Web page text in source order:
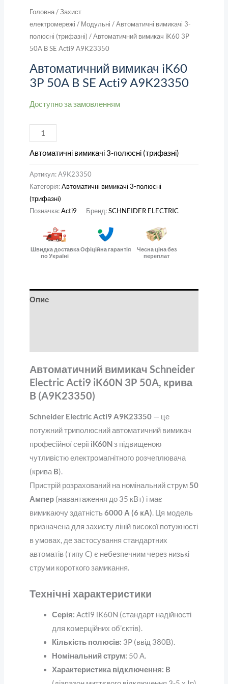
Головна/Захист
електромережі / Модульні /Автоматичні вимикачі 3-
полюсні (трифазні) / Автоматичний вимикач iK60 3P
50A B SE Acti9 A9K23350
Автоматичний вимикач iK60
3P 50A B SE Acti9 A9K23350
Доступно за замовленням
Автоматичні вимикачі 3-полюсні (трифазні)
Артикул:A9K23350
Категорія:Автоматичні вимикачі 3-полюсні
(трифазні)
Позначка:Acti9 Бренд:SCHNEIDER ELECTRIC
Швидка доставка
по Україні
Офіційна гарантія
Чесна ціна без
переплат
Опис
Автоматичний вимикач Schneider
Electric Acti9 iK60N 3P 50A, крива
B (A9K23350)
Schneider Electric Acti9 A9K23350— це
потужний триполюсний автоматичний вимикач
професійної серії iK60N з підвищеною
чутливістю електромагнітного розчеплювача
(крива B).
Пристрій розрахований на номінальний струм 50
Ампер(навантаження до 35 кВт) і має
вимикаючу здатність 6000 А (6 кА). Ця модель
призначена для захисту ліній високої потужності
в умовах, де застосування стандартних
автоматів (типу C) є небезпечним через низькі
струми короткого замикання.
Технічні характеристики
Серія: Acti9 iK60N (стандарт надійності
для комерційних об’єктів).
Кількість полюсів: 3P (ввід 380В).
Номінальний струм: 50 А.
Характеристика відключення: B